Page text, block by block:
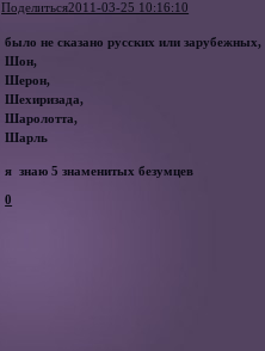
Поделиться2011-03-25 10:16:10
было не сказано русских или зарубежных,
Шон,
Шерон,
Шехиризада,
Шаролотта,
Шарль
я знаю 5 знаменитых безумцев
0